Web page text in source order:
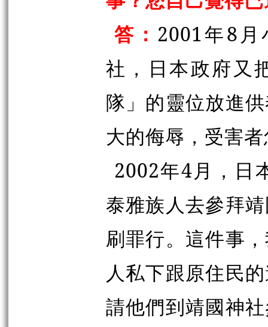
答： 2001年8
社，日本政府又
隊」的靈位放進
大的侮辱，受害
2002年4月，日
泰雅族人去參拜
刷罪行。這件事
人私下跟原住民
請他們到靖國神